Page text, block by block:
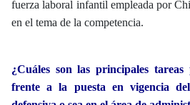
fuerza laboral infantil empleada por
en el tema de la competencia.
¿Cuáles son las principales tareas
frente a la puesta en vigencia